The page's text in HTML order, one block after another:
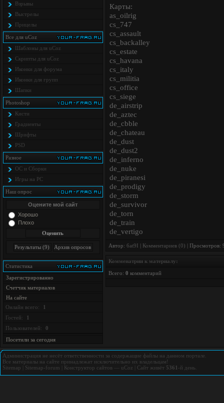
Взрывы
Выстрелы
Прицелы
Все для uCoz
Шаблоны для uCoz
Скрипты для uCoz
Иконки для форума
Иконки для групп
Шапки
Photoshop
Кисти
Градиенты
Шрифты
PSD
Разное
ОС и Сборки
Игры на PC
Наш опрос
Оцените мой сайт
Хорошо
Плохо
Статистика
Зарегистрированно
Счетчик материалов
На сайте
Онлайн всего:
1
Гостей:
1
Пользователей:
0
Посетили за сегодня
Карты:
as_oilrig
cs_747
cs_assault
cs_backalley
cs_estate
cs_havana
cs_italy
cs_militia
cs_office
cs_siege
de_airstrip
de_aztec
de_cbble
de_chateau
de_dust
de_dust2
de_inferno
de_nuke
de_piranesi
de_prodigy
de_storm
de_survivor
de_torn
de_train
de_vertigo
Автор: 6at9I | Комментариев (0) | Просмотров:
Комменатрии к материалу:
Всего: 0 комментарий
Администрация не несёт ответственности за содержащие файлы на данном портале.
Все материалы на сайте принадлежат исключительно их владельцам!
Sitemap
Sitemap-forum Конструктор сайтов uCoz Сайт живёт 5361 -й день.